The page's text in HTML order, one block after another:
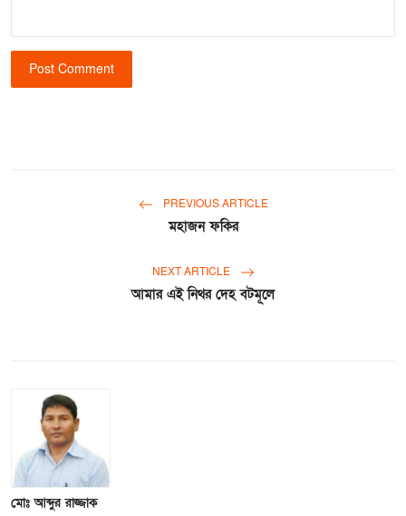
Post Comment
PREVIOUS ARTICLE
মহাজন ফকির
NEXT ARTICLE
আমার এই নিথর দেহ বটমূলে
মোঃ আব্দুর রাজ্জাক